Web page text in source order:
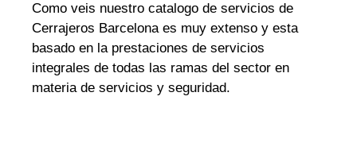
Como veis nuestro catalogo de servicios de
Cerrajeros Barcelona es muy extenso y esta
basado en la prestaciones de servicios
integrales de todas las ramas del sector en
materia de servicios y seguridad.